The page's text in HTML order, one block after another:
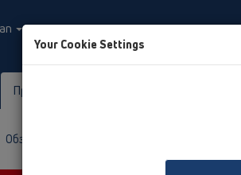
Продукты
Обзор продукта
Your Cookie Settings